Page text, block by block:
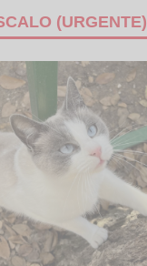
(URGENTE)